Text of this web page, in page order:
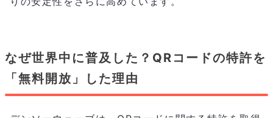
なぜ世界中に普及した？QRコードの特許を
「無料開放」した理由